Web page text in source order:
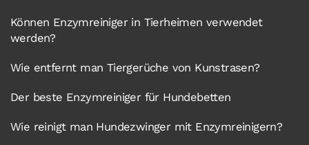
Können Enzymreiniger in Tierheimen verwendet
werden?
Wie entfernt man Tiergerüche von Kunstrasen?
Der beste Enzymreiniger für Hundebetten
Wie reinigt man Hundezwinger mit Enzymreinigern?